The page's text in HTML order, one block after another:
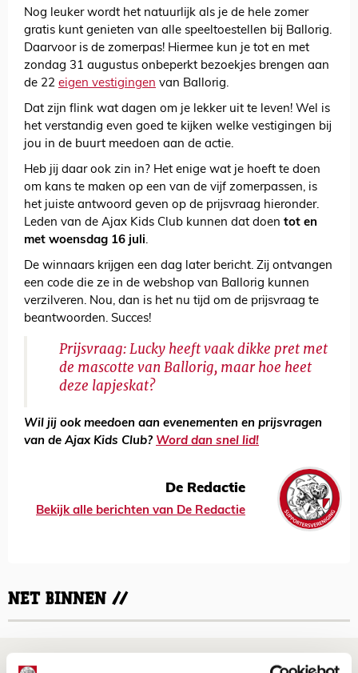
Nog leuker wordt het natuurlijk als je de hele zomer
gratis kunt genieten van alle speeltoestellen bij Ballorig.
Daarvoor is de zomerpas! Hiermee kun je tot en met
zondag 31 augustus onbeperkt bezoekjes brengen aan
de 22 eigen vestigingen van Ballorig.
Dat zijn flink wat dagen om je lekker uit te leven! Wel is
het verstandig even goed te kijken welke vestigingen bij
jou in de buurt meedoen aan de actie.
Heb jij daar ook zin in? Het enige wat je hoeft te doen
om kans te maken op een van de vijf zomerpassen, is
het juiste antwoord geven op de prijsvraag hieronder.
Leden van de Ajax Kids Club kunnen dat doen tot en
met woensdag 16 juli.
De winnaars krijgen een dag later bericht. Zij ontvangen
een code die ze in de webshop van Ballorig kunnen
verzilveren. Nou, dan is het nu tijd om de prijsvraag te
beantwoorden. Succes!
Prijsvraag: Lucky heeft vaak dikke pret met
de mascotte van Ballorig, maar hoe heet
deze lapjeskat?
Wil jij ook meedoen aan evenementen en prijsvragen
van de Ajax Kids Club? Word dan snel lid!
De Redactie
Bekijk alle berichten van De Redactie
NET BINNEN //
Godts: ‘Tot er een akkoord is, speel ik